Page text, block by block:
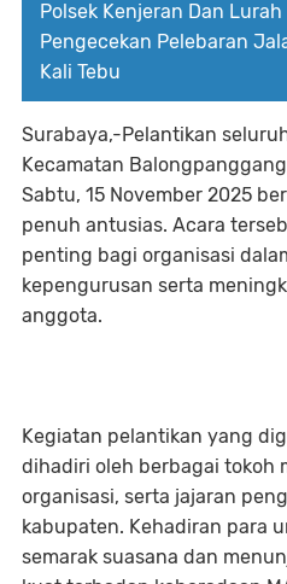
Polsek Kenjeran Dan
Pengecekan Pelebaran
Kali Tebu
Surabaya,-Pelantikan
Kecamatan
Sabtu, 15 November 2025
penuh antusias. Acara
penting bagi organisasi
kepengurusan serta
anggota.
Kegiatan pelantikan yang
dihadiri oleh berbagai tokoh
organisasi, serta jajaran
kabupaten. Kehadiran para
semarak suasana dan